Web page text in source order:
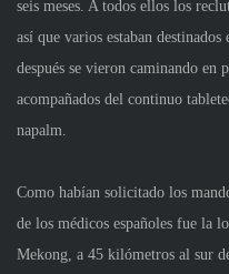
seis meses. A todos ellos los
así que varios estaban
después se vieron caminando en
acompañados del continuo
napalm.
Como habían solicitado los
de los médicos españoles fue la
Mekong, a 45 kilómetros al sur